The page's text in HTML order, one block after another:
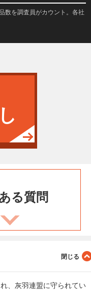
数を調査員がカウント。各社
る質問
、灰羽連盟に守られてい